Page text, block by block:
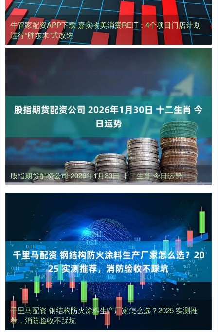
牛管家配资APP下载 嘉实物美消费REIT：4个项目门店计划
进行“胖东来”式改造
股指期货配资公司 2026年1月30日 十二生肖 今日运势
千里马配资 钢结构防火涂料生产厂家怎么选？2025 实测推
荐，消防验收不踩坑